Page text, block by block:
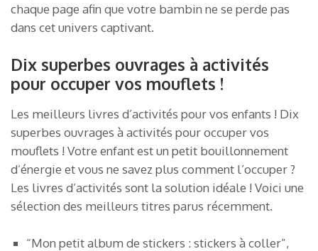
chaque page afin que votre bambin ne se perde pas
dans cet univers captivant.
Dix superbes ouvrages à activités
pour occuper vos mouflets !
Les meilleurs livres d’activités pour vos enfants ! Dix
superbes ouvrages à activités pour occuper vos
mouflets ! Votre enfant est un petit bouillonnement
d’énergie et vous ne savez plus comment l’occuper ?
Les livres d’activités sont la solution idéale ! Voici une
sélection des meilleurs titres parus récemment.
“Mon petit album de stickers : stickers à coller”,